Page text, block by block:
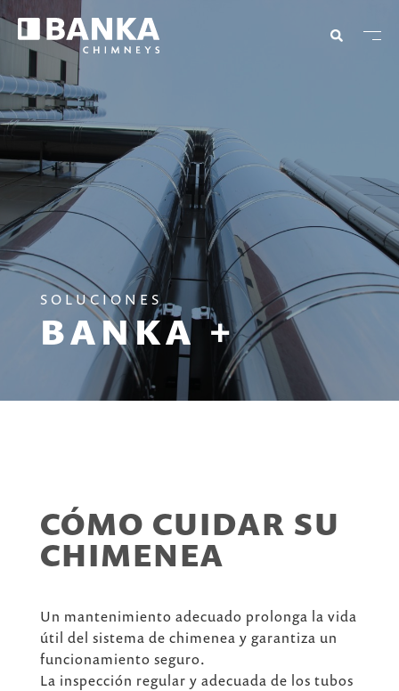
SOLUCIONES
BANKA +
CÓMO CUIDAR SU
CHIMENEA
Un mantenimiento adecuado prolonga la vida
útil del sistema de chimenea y garantiza un
funcionamiento seguro.
La inspección regular y adecuada de los tubos